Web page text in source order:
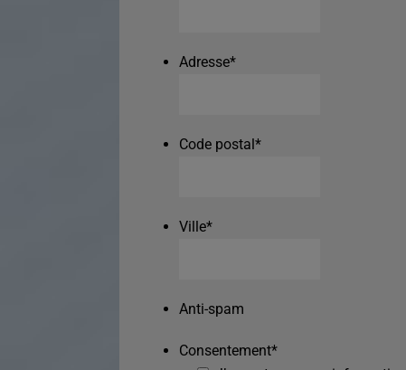
Adresse*
Code postal*
Ville*
Anti-spam
Consentement*